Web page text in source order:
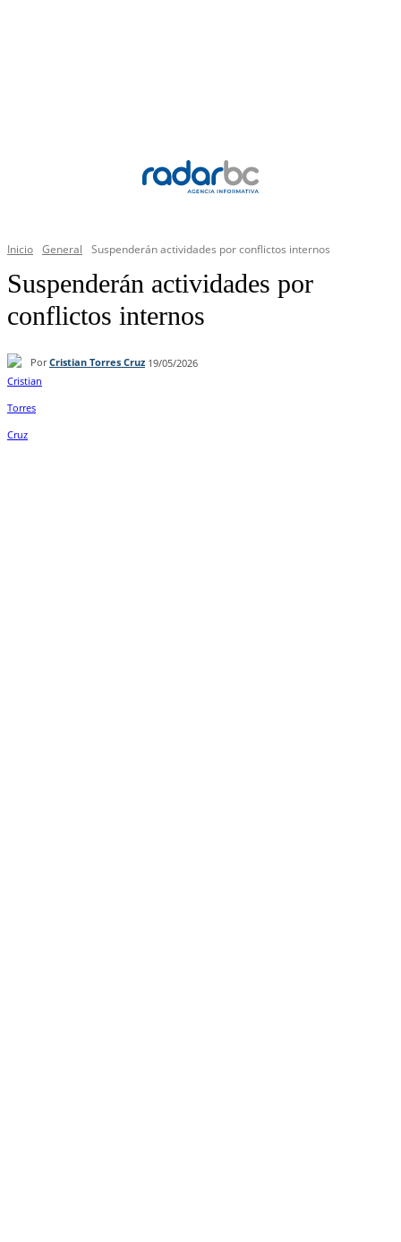
Inicio General Suspenderán actividades por conflictos internos
Suspenderán actividades por
conflictos internos
Por Cristian Torres Cruz 19/05/2026